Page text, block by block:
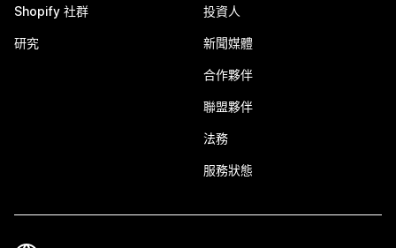
Shopify 社群
研究
投資人
新聞媒體
合作夥伴
聯盟夥伴
法務
服務狀態